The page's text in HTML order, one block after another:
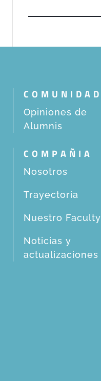
COMUNIDAD
Opiniones de
Alumnis
COMPAÑIA
Nosotros
Trayectoria
Nuestro Faculty
Noticias y
actualizaciones